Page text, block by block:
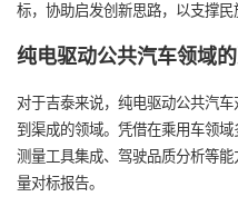
标，协助启发创新思路，以支撑民
纯电驱动公共汽车领域
对于吉泰来说，纯电驱动公共汽
到渠成的领域。凭借在乘用车领
测量工具集成、驾驶品质分析等
量对标报告。